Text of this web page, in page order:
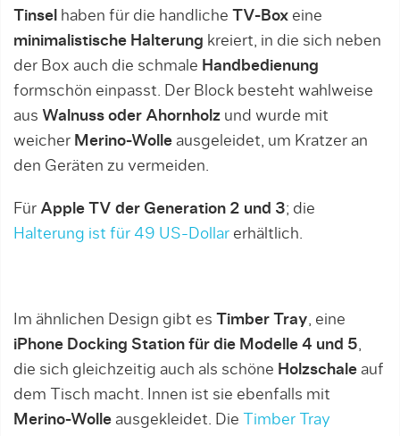
Tinsel haben für die handliche TV-Box eine
minimalistische Halterung kreiert, in die sich neben
der Box auch die schmale Handbedienung
formschön einpasst. Der Block besteht wahlweise
aus Walnuss oder Ahornholz und wurde mit
weicher Merino-Wolle ausgeleidet, um Kratzer an
den Geräten zu vermeiden.
Für Apple TV der Generation 2 und 3; die
Halterung ist für 49 US-Dollar erhältlich.
Im ähnlichen Design gibt es Timber Tray, eine
iPhone Docking Station für die Modelle 4 und 5,
die sich gleichzeitig auch als schöne Holzschale auf
dem Tisch macht. Innen ist sie ebenfalls mit
Merino-Wolle ausgekleidet. Die
Timber Tray